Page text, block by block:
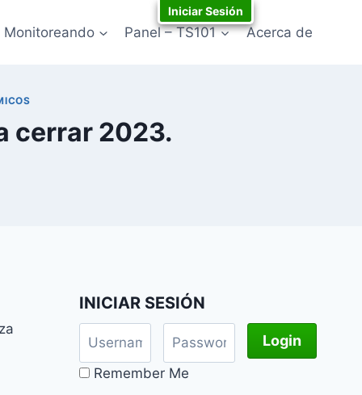
Monitoreando Panel – TS101 Acerca de
cerrar 2023.
INICIAR SESIÓN
Remember Me
Iniciar Sesión